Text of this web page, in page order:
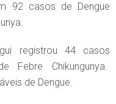
92 casos de Dengue
registrou 44 casos
Febre Chikungunya.
de Dengue.